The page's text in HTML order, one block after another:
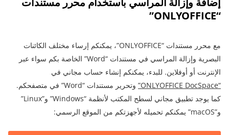
“ONLYOFFICE”
مع محرر مستندات “ONLYOFFICE”، يمكنكم إرساء مختلف الكائنات
البصرية وإزالة المراسي في مستندات “Word” الخاصة بكم سواء عبر
الإنترنت أو أوفلاين. للبدء، يمكنكم إنشاء حساب مجاني في
“ONLYOFFICE DocSpace”
وتحرير مستندات “Word” في متصفحكم.
كما يوجد تطبيق مجاني لسطح المكتب لأنظمة “Windows” و”Linux”
و”macOS” يمكنكم تحميله لأجهزتكم من الموقع الرسمي: